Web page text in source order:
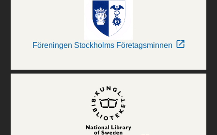
Föreningen Stockholms Företagsminnen